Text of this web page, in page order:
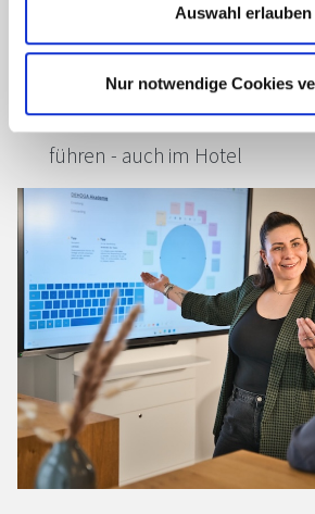
Auswahl erlauben
Nur notwendige Cookies
Bartender Basics: Workshop
das komplette Basiswissen
Wie Sie die Bar als Profitcenter
führen - auch im Hotel